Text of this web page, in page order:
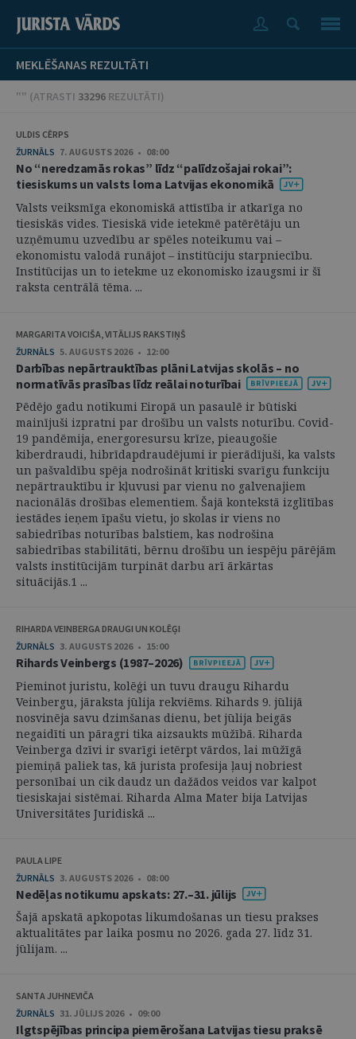
MEKLĒŠANAS REZULTĀTI
"" (ATRASTI 33296 REZULTĀTI)
ULDIS CĒRPS
ŽURNĀLS 7. AUGUSTS 2026 • 08:00
No “neredzamās rokas” līdz “palīdzošajai rokai”:
tiesiskums un valsts loma Latvijas ekonomikā
Valsts veiksmīga ekonomiskā attīstība ir atkarīga no
tiesiskās vides. Tiesiskā vide ietekmē patērētāju un
uzņēmumu uzvedību ar spēles noteikumu vai –
ekonomistu valodā runājot – institūciju starpniecību.
Institūcijas un to ietekme uz ekonomisko izaugsmi ir šī
raksta centrālā tēma. ...
MARGARITA VOICIŠA, VITĀLIJS RAKSTIŅŠ
ŽURNĀLS 5. AUGUSTS 2026 • 12:00
Darbības nepārtrauktības plāni Latvijas skolās – no
normatīvās prasības līdz reālai noturībai
Pēdējo gadu notikumi Eiropā un pasaulē ir būtiski
mainījuši izpratni par drošību un valsts noturību. Covid-
19 pandēmija, energoresursu krīze, pieaugošie
kiberdraudi, hibrīdapdraudējumi ir pierādījuši, ka valsts
un pašvaldību spēja nodrošināt kritiski svarīgu funkciju
nepārtrauktību ir kļuvusi par vienu no galvenajiem
nacionālās drošības elementiem. Šajā kontekstā izglītības
iestādes ieņem īpašu vietu, jo skolas ir viens no
sabiedrības noturības balstiem, kas nodrošina
sabiedrības stabilitāti, bērnu drošību un iespēju pārējām
valsts institūcijām turpināt darbu arī ārkārtas
situācijās.1 ...
RIHARDA VEINBERGA DRAUGI UN KOLĒĢI
ŽURNĀLS 3. AUGUSTS 2026 • 15:00
Rihards Veinbergs (1987–2026)
Pieminot juristu, kolēģi un tuvu draugu Rihardu
Veinbergu, jāraksta jūlija rekviēms. Rihards 9. jūlijā
nosvinēja savu dzimšanas dienu, bet jūlija beigās
negaidīti un pāragri tika aizsaukts mūžībā. Riharda
Veinberga dzīvi ir svarīgi ietērpt vārdos, lai mūžīgā
piemiņā paliek tas, kā jurista profesija ļauj nobriest
personībai un cik daudz un dažādos veidos var kalpot
tiesiskajai sistēmai. Riharda Alma Mater bija Latvijas
Universitātes Juridiskā ...
PAULA LIPE
ŽURNĀLS 3. AUGUSTS 2026 • 08:00
Nedēļas notikumu apskats: 27.–31. jūlijs
Šajā apskatā apkopotas likumdošanas un tiesu prakses
aktualitātes par laika posmu no 2026. gada 27. līdz 31.
jūlijam. ...
SANTA JUHNEVIČA
ŽURNĀLS 31. JŪLIJS 2026 • 09:00
Ilgtspējības principa piemērošana Latvijas tiesu praksē